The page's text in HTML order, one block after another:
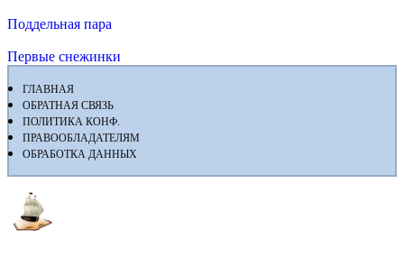
Поддельная пара
Первые снежинки
ГЛАВНАЯ
ОБРАТНАЯ СВЯЗЬ
ПОЛИТИКА КОНФ.
ПРАВООБЛАДАТЕЛЯМ
ОБРАБОТКА ДАННЫХ